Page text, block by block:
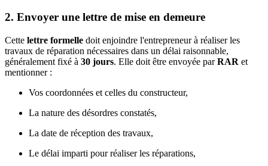
2. Envoyer une lettre de mise en demeure
Cette lettre formelle doit enjoindre l'entrepreneur à réaliser les
travaux de réparation nécessaires dans un délai raisonnable,
généralement fixé à 30 jours. Elle doit être envoyée parRAR et
mentionner :
Vos coordonnées et celles du constructeur,
La nature des désordres constatés,
La date de réception des travaux,
Le délai imparti pour réaliser les réparations,